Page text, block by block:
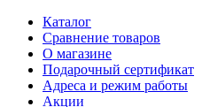
Каталог
Сравнение товаров
О магазине
Подарочный сертификат
Адреса и режим работы
Акции